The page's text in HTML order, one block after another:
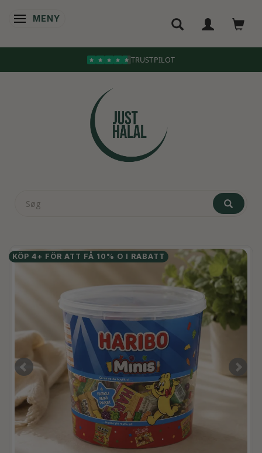
ÄNDRA NAVIGERING
MENY
TRUSTPILOT
KÖP 4+ FÖR ATT FÅ 10% O I RABATT